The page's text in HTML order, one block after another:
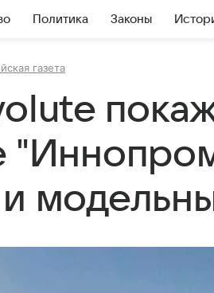
Политика Законы
газета